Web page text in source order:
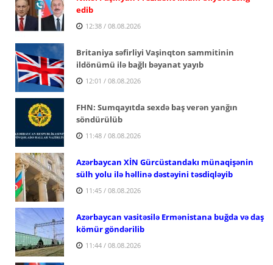
edib
12:38 / 08.08.2026
Britaniya səfirliyi Vaşinqton sammitinin
ildönümü ilə bağlı bəyanat yayıb
12:01 / 08.08.2026
FHN: Sumqayıtda sexdə baş verən yanğın
söndürülüb
11:48 / 08.08.2026
Azərbaycan XİN Gürcüstandakı münaqişənin
sülh yolu ilə həllinə dəstəyini təsdiqləyib
11:45 / 08.08.2026
Azərbaycan vasitəsilə Ermənistana buğda və daş
kömür göndərilib
11:44 / 08.08.2026